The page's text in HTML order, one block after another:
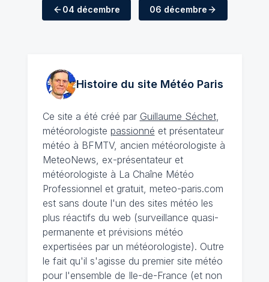
04 décembre 06 décembre
Histoire du site MétéoParis
Ce site a été créé par Guillaume Séchet,
météorologiste passionné et présentateur
météo à BFMTV, ancien météorologiste à
MeteoNews, ex-présentateur et
météorologiste à La Chaîne Météo
Professionnel et gratuit, meteo-paris.com
est sans doute l'un des sites météo les
plus réactifs du web (surveillance quasi-
permanente et prévisions météo
expertisées par un météorologiste). Outre
le fait qu'il s'agisse du premier site météo
pour l'ensemble de Ile-de-France (et non